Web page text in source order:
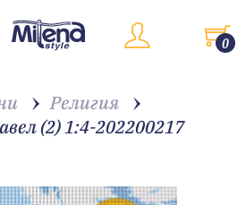
0
Религия
(2) 1:4-202200217